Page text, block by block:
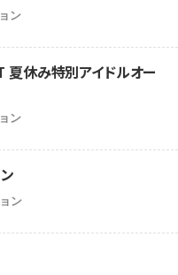
ン
休み特別アイドルオー
ン
ン